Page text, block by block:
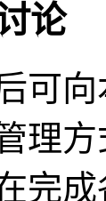
论
可
理
完